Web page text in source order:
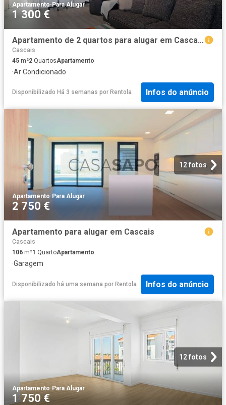
Apartamento·Para Alugar
1 300 €
Apartamento de 2 quartos para alugar em Cascais
Cascais
45 m²2 QuartosApartamento
·Ar Condicionado
Disponibilizado Há 3 semanas por Rentola Infos do anúncio
12 fotos
Apartamento· Para Alugar
2 750 €
Apartamento para alugar em Cascais
Cascais
106 m²1 QuartoApartamento
·Garagem
Disponibilizado há uma semana por Rentola Infos do anúncio
12 fotos
Apartamento· Para Alugar
1 750 €